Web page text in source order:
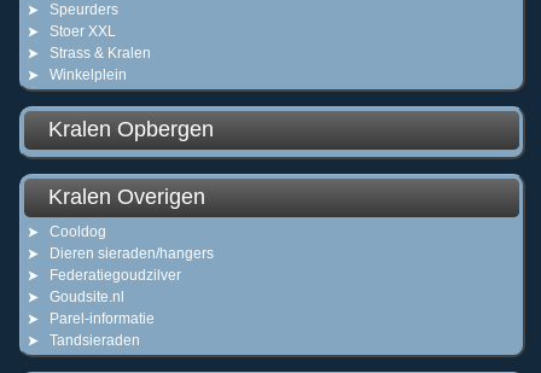
Speurders
Stoer XXL
Strass & Kralen
Winkelplein
Kralen Opbergen
Kralen Overigen
Cooldog
Dieren sieraden/hangers
Federatiegoudzilver
Goudsite.nl
Parel-informatie
Tandsieraden